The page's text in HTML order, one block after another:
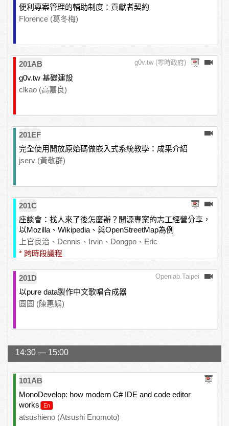
便利專案管理的輔助制度：貢獻者契約
Florence (葛冬梅)
201AB g0v.tw (零時政府)
g0v.tw 基礎建設
clkao (高嘉良)
201EF
完全使用開放原始碼做嵌入式系統教學：成果介紹
jserv (黃敬群)
201C
座談會：找人來了後怎麼辦？開源專案的志工經營分享，
以Mozilla、Wikipedia、與OpenStreetMap為例
上官良治、Dennis、Irvin、Dongpo、Eric
* 跨時段議程
201D Openlab.Taipei
以pure data製作中文歌唱合成器
圓圓 (陳惠娟)
14:30 — 15:00
101AB
MonoDevelop: how modern C# IDE and code editor
works
atsushieno (Atsushi Enomoto)